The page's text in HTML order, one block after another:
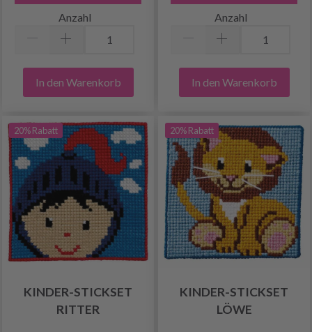
Anzahl
In den Warenkorb
Anzahl
In den Warenkorb
20% Rabatt
KINDER-STICKSET
RITTER
20% Rabatt
KINDER-STICKSET
LÖWE